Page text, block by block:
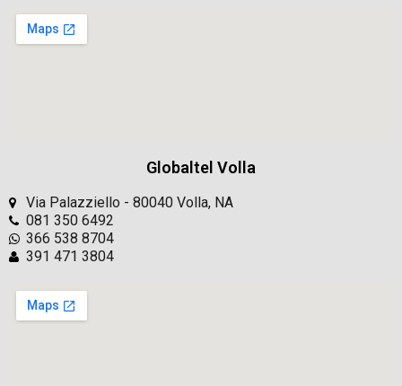
Globaltel Volla
Via Palazziello - 80040 Volla, NA
081 350 6492
366 538 8704
391 471 3804